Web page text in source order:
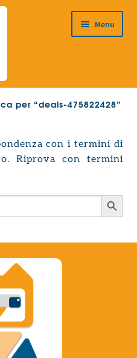
Menu
HOME
PRODOTTI
Espandi
il
child
EUROPEA
menu
child
per “deals-475822428”
con i termini di
Riprova con termini
Search Button